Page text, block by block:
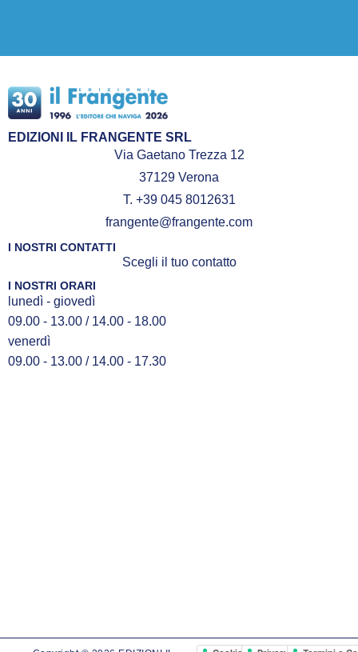
EDIZIONI IL FRANGENTE SRL
Via Gaetano Trezza 12
37129 Verona
T. +39 045 8012631
frangente@frangente.com
I NOSTRI CONTATTI
Scegli il tuo contatto
I NOSTRI ORARI
lunedì - giovedì
09.00 - 13.00 / 14.00 - 18.00
venerdì
09.00 - 13.00 / 14.00 - 17.30